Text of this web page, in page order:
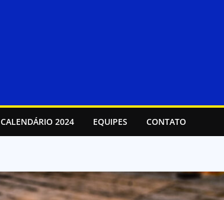
CALENDÁRIO 2024 EQUIPES CONTATO